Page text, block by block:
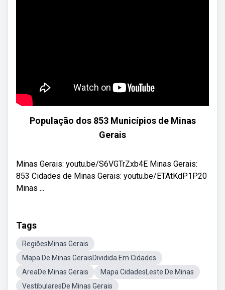
População dos 853 Municípios de Minas
Gerais
Minas Gerais: youtu.be/S6VGTrZxb4E Minas Gerais:
853 Cidades de Minas Gerais: youtu.be/ETAtKdP1P20
Minas ...
Tags
RegiõesMinas Gerais
Mapa De Minas GeraisDividida Em Cidades
AreaDe Minas Gerais
Mapa CidadesLeste De Minas
VestibularesDe Minas Gerais